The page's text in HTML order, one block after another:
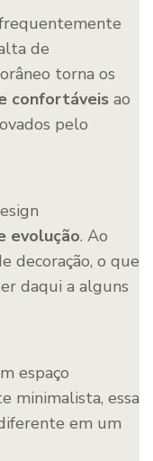
de
torna os
confortáveis ao
pelo
evolução. Ao
decoração, o que
daqui a alguns
espaço
minimalista, essa
em um